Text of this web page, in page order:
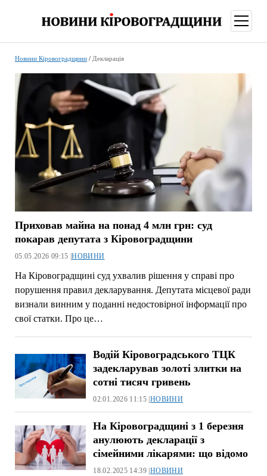
меню
Новини Кіровоградщини/ Декларація
Приховав майна на понад 4 млн грн: суд
покарав депутата з Кіровоградщини
05.05.2026 09:15 |НОВИНИ
На Кіровоградщині суд ухвалив рішення у справі про
порушення правил декларування. Депутата місцевої ради
визнали винним у поданні недостовірної інформації про
свої статки. Про це…
Водій Кіровоградського ТЦК
задекларував золоті злитки на
сотні тисяч гривень
02.01.2026 11:15 |НОВИНИ
На Кіровоградщині з 1 березня
анулюють декларації з
сімейними лікарями: що відомо
18.02.2025 14:39 |НОВИНИ